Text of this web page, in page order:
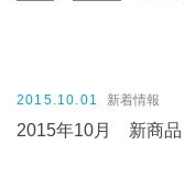
2015.10.01 新着情報
2015年10月 新商品